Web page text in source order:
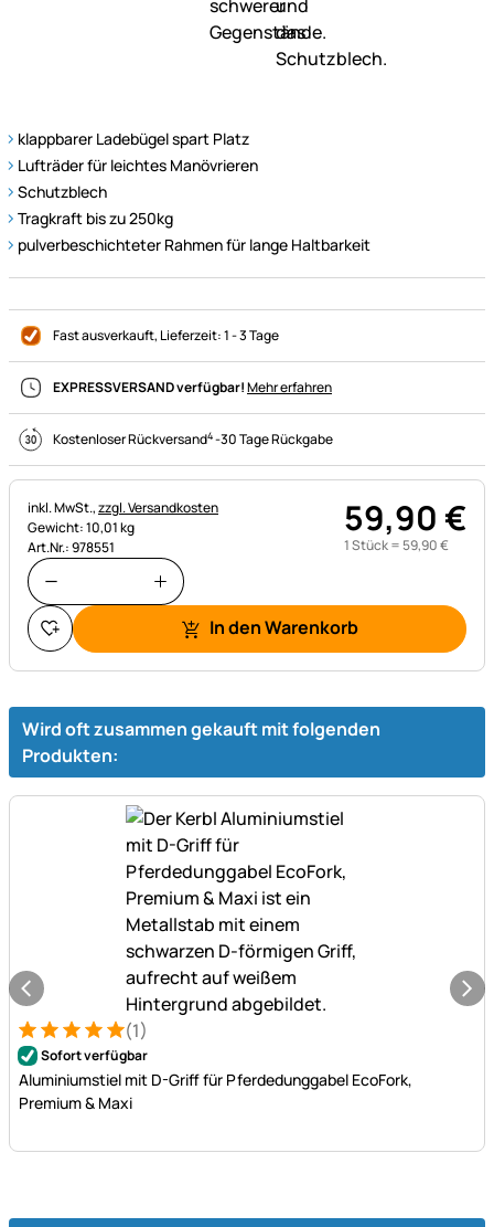
klappbarer Ladebügel spart Platz
Lufträder für leichtes Manövrieren
Schutzblech
Tragkraft bis zu 250kg
pulverbeschichteter Rahmen für lange Haltbarkeit
Fast ausverkauft, Lieferzeit:1 - 3 Tage
EXPRESSVERSAND verfügbar!Mehr erfahren
Kostenloser Rückversand4-30 Tage Rückgabe
Steuerhinweis:
inkl. MwSt.,zzgl. Versandkosten
Gewicht: 10,01 kg
Art.Nr.: 978551
59,90€
1 Stück = 59,90€
In den Warenkorb
Wird oft zusammen gekauft mit folgenden
Produkten:
Bewertung: 5 von 5 (1 Bewertungen)
1 Bewertung (1)
Sofort verfügbar
Aluminiumstiel mit D-Griff für Pferdedunggabel EcoFork,
Premium & Maxi